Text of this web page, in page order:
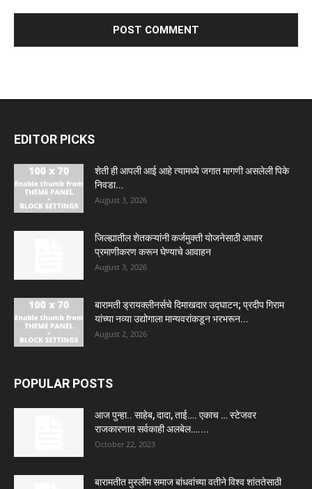
EDITOR PICKS
शेती ही आपली आई आहे त्यामध्ये जगात मागणी असलेली पिके
निवडा...
August 3, 2026
जिल्ह्यातील शेतकऱ्यांनी कर्जमुक्ती योजनेसाठी आधार
प्रमाणीकरण करून घेण्याचे आवाहन
August 3, 2026
बारामती ड्रायक्लीनर्सचे दिमाखदार उद्घाटन; प्रदीप गिराम
यांच्या नव्या उद्योगाला मान्यवरांकडून भरभरून...
August 2, 2026
POPULAR POSTS
आज पुन्हा.. साहेब, दादा, ताई…. एकाच … स्टेजवर
राजकारणात सर्वकाही अलबेल…....
October 22, 2023
बारामतीत मुस्लीम समाज बांधवांच्या वतीने विश्व शांततेसाठी